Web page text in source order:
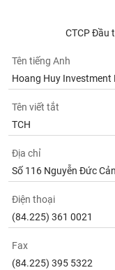
CTCP Đầu
Tên tiếng Anh
Hoang Huy Investment
Tên viết tắt
TCH
Địa chỉ
Số 116 Nguyễn Đức
Điện thoại
(84.225) 361 0021
Fax
(84.225) 395 5322